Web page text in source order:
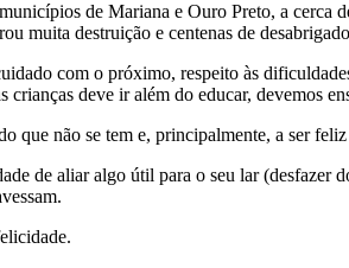
de Mariana e Ouro Preto, a
muita destruição e centenas de
com o próximo, respeito às
deve ir além do educar, devemos
não se tem e, principalmente, a ser
de aliar algo útil para o seu lar (desfazer